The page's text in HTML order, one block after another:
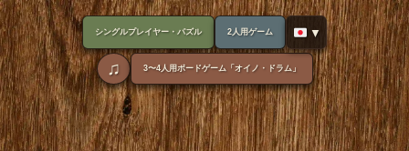
シングルプレイヤー・パズル 2人用ゲーム 🇯🇵
♫ 3〜4人用ボードゲーム「オイノ・ドラム」